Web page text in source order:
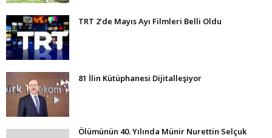
TRT 2’de Mayıs Ayı Filmleri Belli Oldu
81 İlin Kütüphanesi Dijitalleşiyor
Ölümünün 40. Yılında Münir Nurettin Selçuk